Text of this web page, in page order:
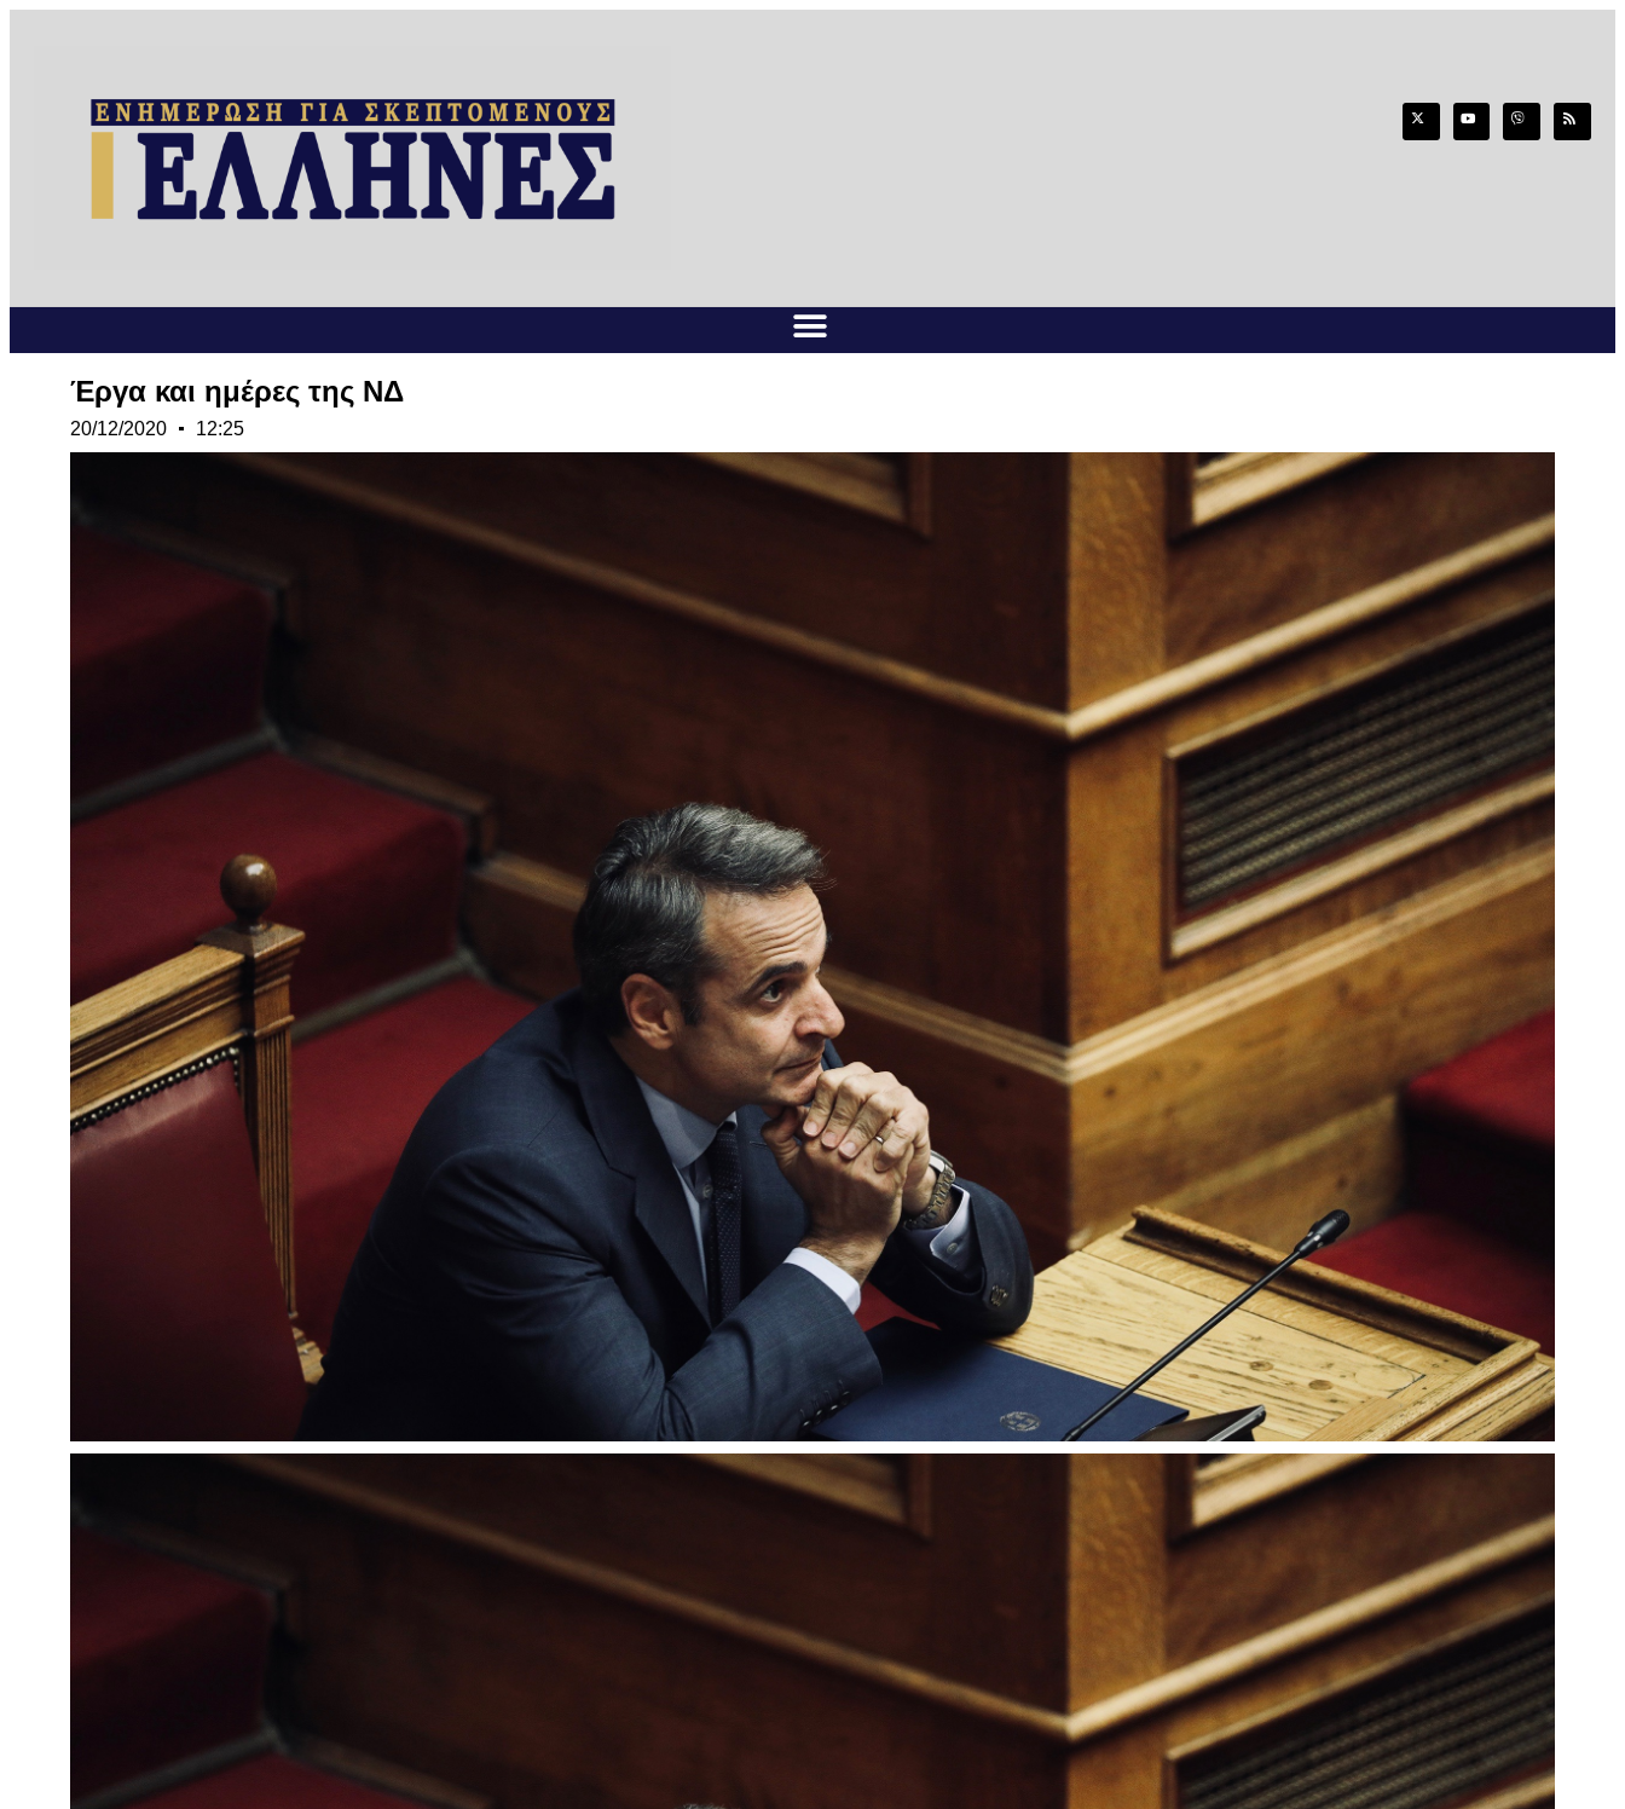
Έργα και ημέρες της ΝΔ
20/12/2020 12:25